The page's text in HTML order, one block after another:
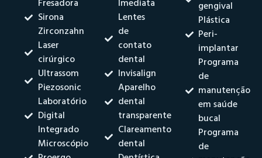
Fresadora
Sirona
Zirconzahn
Laser
cirúrgico
Ultrassom
Piezosonic
Laboratório
Digital
Integrado
Microscópio
Imediata
Lentes
de
contato
dental
Invisalign
Aparelho
dental
transparente
Clareamento
dental
gengival
Plástica
Peri-
implantar
Programa
de
manutenção
em saúde
bucal
Programa
de